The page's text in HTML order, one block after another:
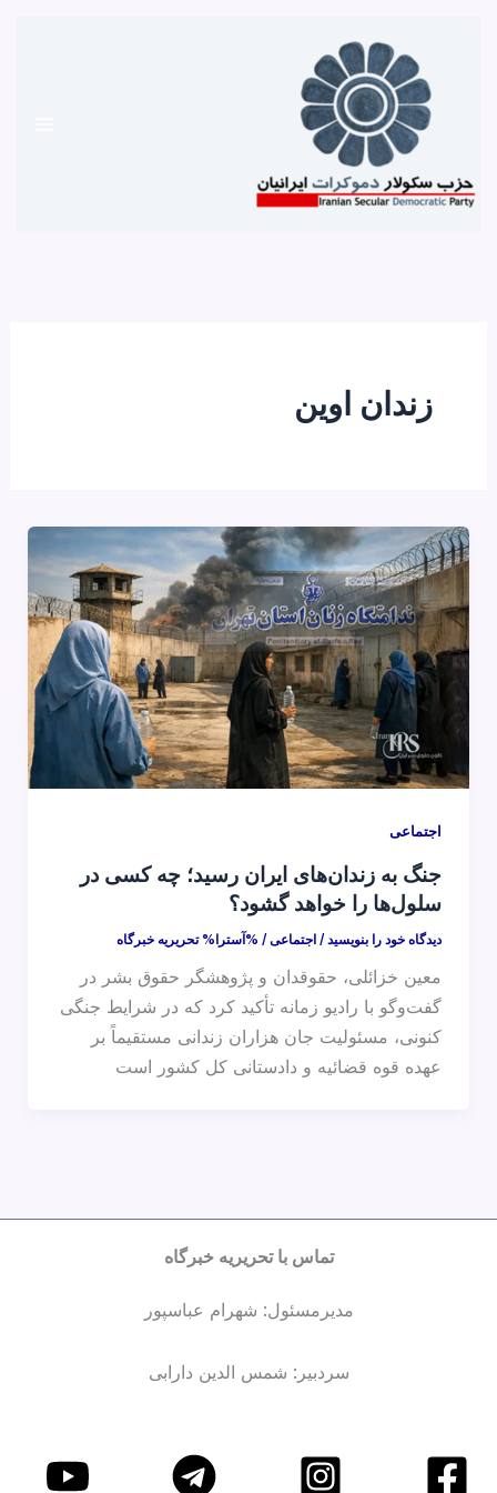
زندان اوین
اجتماعی
جنگ به زندان‌های ایران رسید؛ چه کسی در
سلول‌ها را خواهد گشود؟
دیدگاه‌ خود را بنویسید / اجتماعی/ %آسترا% تحریریه خبرگاه
معین خزائلی، حقوقدان و پژوهشگر حقوق بشر در
گفت‌وگو با رادیو زمانه تأکید کرد که در شرایط جنگی
کنونی، مسئولیت جان هزاران زندانی مستقیماً بر
عهده قوه قضائیه و دادستانی کل کشور است
تماس با تحریریه خبرگاه
مدیرمسئول: شهرام عباسپور
سردبیر: شمس الدین دارابی